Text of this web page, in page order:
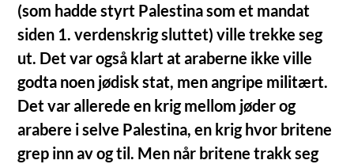
(som hadde styrt Palestina som et mandat
siden 1. verdenskrig sluttet) ville trekke seg
ut. Det var også klart at araberne ikke ville
godta noen jødisk stat, men angripe militært.
Det var allerede en krig mellom jøder og
arabere i selve Palestina, en krig hvor britene
grep inn av og til. Men når britene trakk seg